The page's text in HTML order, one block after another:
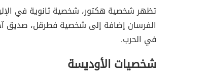
تظهر شخصية هكتور، شخصية ثانوية في
الفرسان إضافة إلى شخصية فطرقل، صديق
في الحرب.
شخصيات الأوديسة